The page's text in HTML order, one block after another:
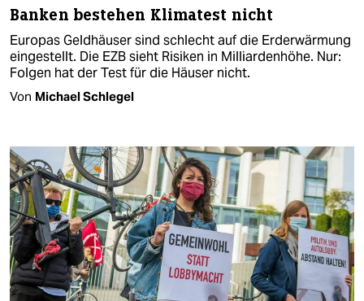
Banken bestehen Klimatest nicht
Europas Geldhäuser sind schlecht auf die Erderwärmung
eingestellt. Die EZB sieht Risiken in Milliardenhöhe. Nur:
Folgen hat der Test für die Häuser nicht.
Von Michael Schlegel